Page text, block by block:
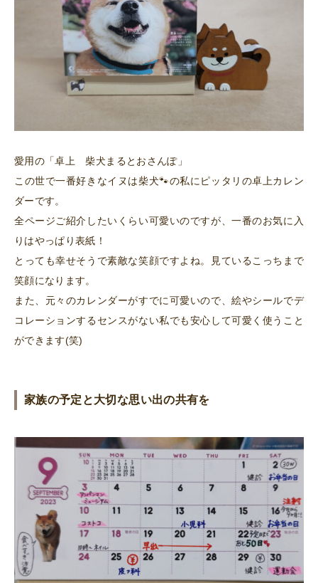
愛用の「卓上 柴犬まるとおさんぽ」
この世で一番好きなイヌは柴犬🐾の私にピッタリの卓上カレン
ダーです。
全ページご紹介したいくらい可愛いのですが、一番のお気に入
りはやっぱり表紙！
とっても幸せそうで素敵な笑顔ですよね。見ているこっちまで
笑顔になります。
また、元々のカレンダーがすでに可愛いので、絵やシールでデ
コレーションするセンスがない私でも安心して可愛く使うこと
ができます(笑)
家族の予定と大切な思い出の共有を